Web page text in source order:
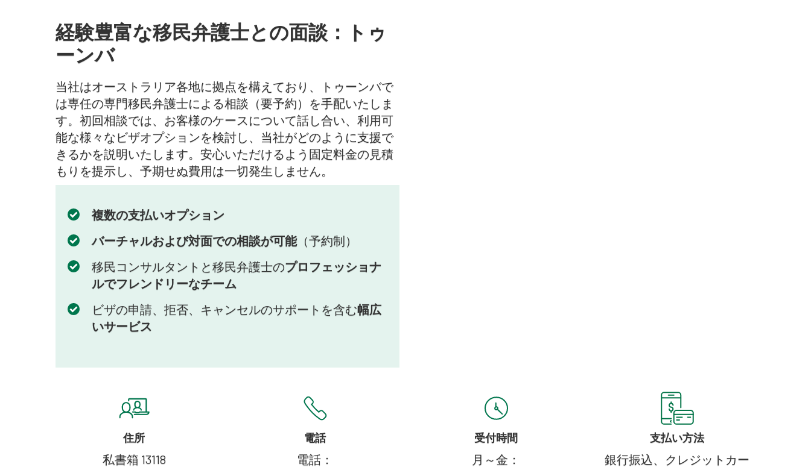
経験豊富な移民弁護士との面談：トゥ
ーンバ
当社はオーストラリア各地に拠点を構えており、トゥーンバで
は専任の専門移民弁護士による相談（要予約）を手配いたしま
す。初回相談では、お客様のケースについて話し合い、利用可
能な様々なビザオプションを検討し、当社がどのように支援で
きるかを説明いたします。安心いただけるよう固定料金の見積
もりを提示し、予期せぬ費用は一切発生しません。
複数の支払いオプション
バーチャルおよび対面での相談が可能（予約制）
移民コンサルタントと移民弁護士のプロフェッショナ
ルでフレンドリーなチーム
ビザの申請、拒否、キャンセルのサポートを含む幅広
いサービス
住所
私書箱 13118
電話
電話：
受付時間
月～金：
支払い方法
銀行振込、クレジットカー